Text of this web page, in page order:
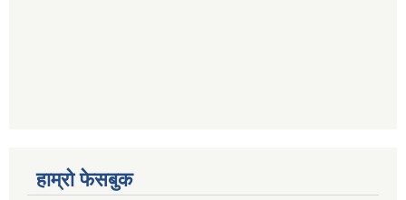
हाम्रो फेसबुक